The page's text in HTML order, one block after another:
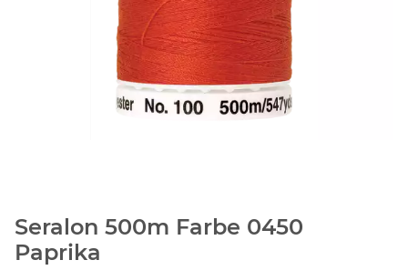
Seralon 500m Farbe 0450
Paprika